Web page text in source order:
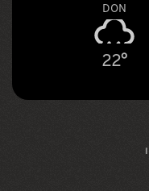
DON
22°